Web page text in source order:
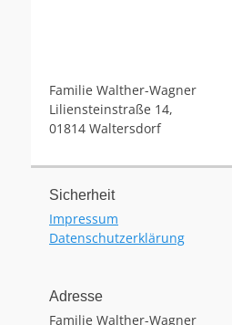
Familie Walther-Wagner
Liliensteinstraße 14,
01814 Waltersdorf
Sicherheit
Impressum
Datenschutzerklärung
Adresse
Familie Walther-Wagner